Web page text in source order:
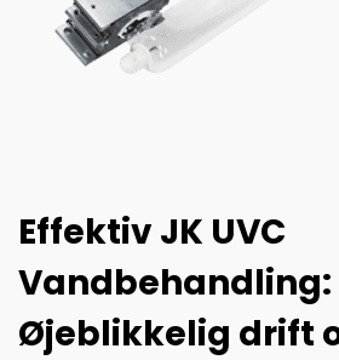
Effektiv JK UVC
Vandbehandling:
Øjeblikkelig drift